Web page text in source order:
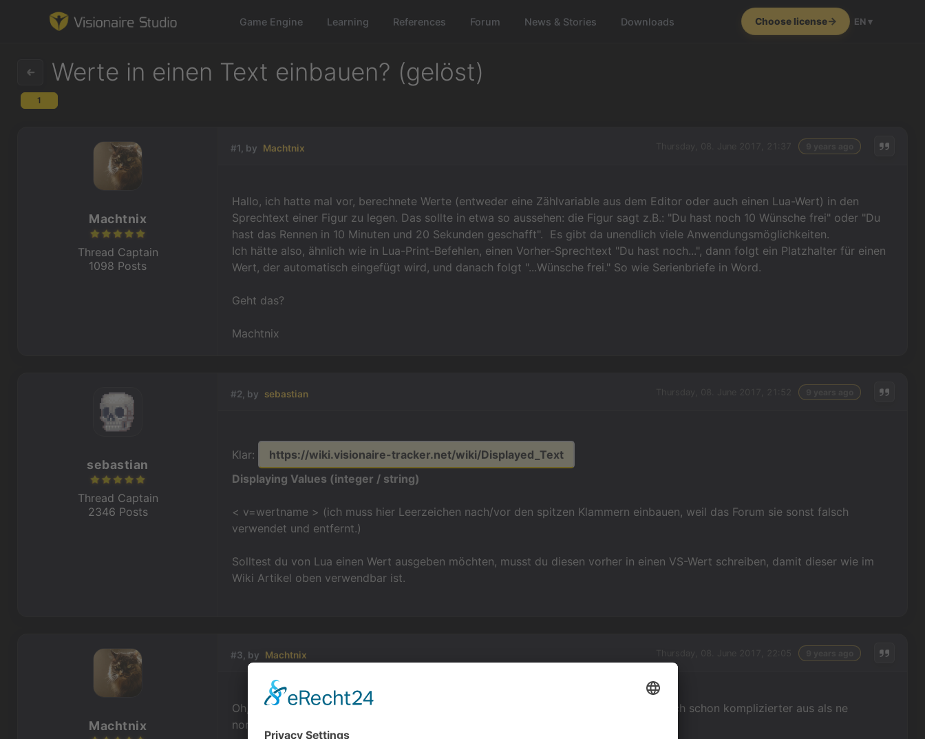
Game Engine Learning References Forum News & Stories Downloads Choose license EN ▾
Learning
References
Forum
News & Stories
Werte in einen Text einbauen? (gelöst)
1
#1, by Machtnix
Hallo, ich hatte mal vor, berechnete Werte (entweder eine Zählvariable aus dem Editor oder auch einen Lua-Wert) in den
Sprechtext einer Figur zu legen. Das sollte in etwa so aussehen: die Figur sagt z.B.: "Du hast noch 10 Wünsche frei" oder "Du
hast das Rennen in 10 Minuten und 20 Sekunden geschafft". Es gibt da unendlich viele Anwendungsmöglichkeiten.
Ich hätte also, ähnlich wie in Lua-Print-Befehlen, einen Vorher-Sprechtext "Du hast noch...", dann folgt ein Platzhalter für einen
Wert, der automatisch eingefügt wird, und danach folgt "...Wünsche frei." So wie Serienbriefe in Word.
Geht das?
Machtnix
Machtnix
Thread Captain
1098 Posts
#2, by sebastian
Klar:
https://wiki.visionaire-tracker.net/wiki/Displayed_Text
Displaying Values (integer / string)
< v=wertname > (ich muss hier Leerzeichen nach/vor den spitzen Klammern einbauen, weil das Forum sie sonst falsch
verwendet und entfernt.)
Solltest du von Lua einen Wert ausgeben möchten, musst du diesen vorher in einen VS-Wert schreiben, damit dieser wie im
Wiki Artikel oben verwendbar ist.
sebastian
Thread Captain
2346 Posts
#3, by Machtnix
Oh, danke. Bis dorthin bin ich im Wiki nie vorgestoßen (... die Hook-Funktion sieht auch schon komplizierter aus als ne
normale Werteabfrage).
Machtnix